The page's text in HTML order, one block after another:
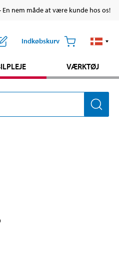
En nem måde at være kunde hos os!
Indkøbskurv
VÆRKTØJ